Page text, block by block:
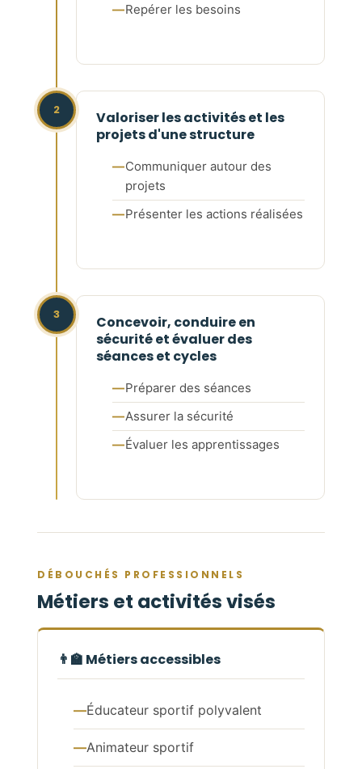
Repérer les besoins
2
Valoriser les activités et les
projets d'une structure
Communiquer autour des
projets
Présenter les actions réalisées
3
Concevoir, conduire en
sécurité et évaluer des
séances et cycles
Préparer des séances
Assurer la sécurité
Évaluer les apprentissages
DÉBOUCHÉS PROFESSIONNELS
Métiers et activités visés
👨‍🏫 Métiers accessibles
Éducateur sportif polyvalent
Animateur sportif